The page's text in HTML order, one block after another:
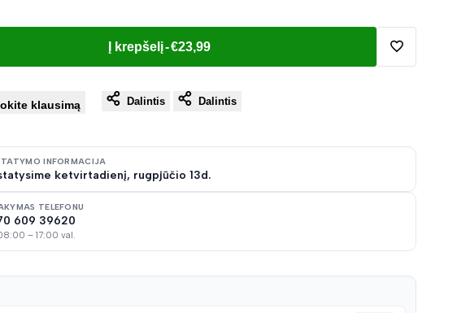
Į krepšelį-€23,99
Pridėti
norų
sąrašą
klausimą Dalintis Dalintis
INFORMACIJA
ketvirtadienį, rugpjūčio 13d.
TELEFONU
609 39620
– 17:00 val.